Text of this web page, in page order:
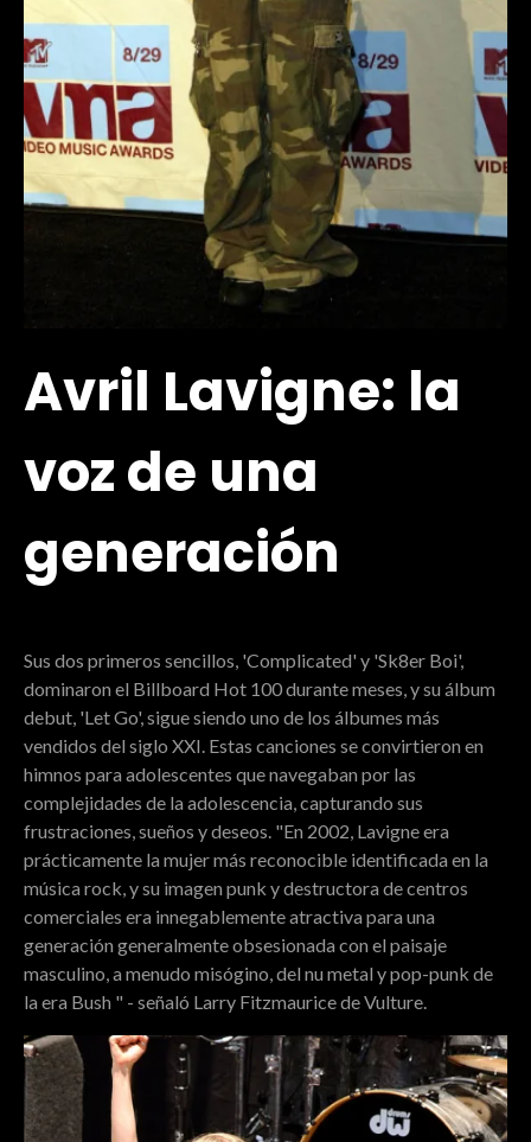
Avril Lavigne: la
voz de una
generación
Sus dos primeros sencillos, 'Complicated' y 'Sk8er Boi',
dominaron el Billboard Hot 100 durante meses, y su álbum
debut, 'Let Go', sigue siendo uno de los álbumes más
vendidos del siglo XXI. Estas canciones se convirtieron en
himnos para adolescentes que navegaban por las
complejidades de la adolescencia, capturando sus
frustraciones, sueños y deseos. "En 2002, Lavigne era
prácticamente la mujer más reconocible identificada en la
música rock, y su imagen punk y destructora de centros
comerciales era innegablemente atractiva para una
generación generalmente obsesionada con el paisaje
masculino, a menudo misógino, del nu metal y pop-punk de
la era Bush " - señaló Larry Fitzmaurice de Vulture.